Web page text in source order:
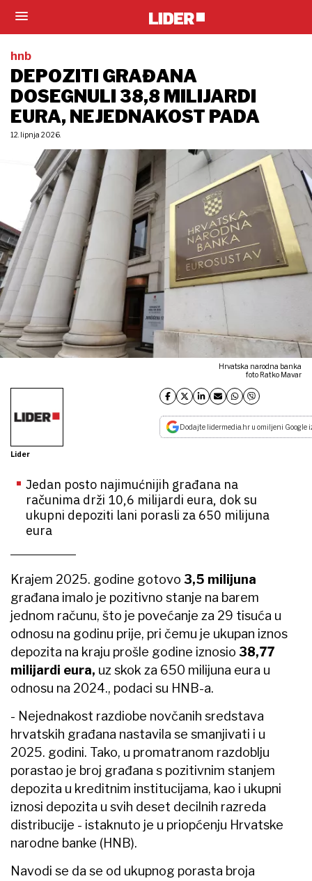
hnb
DEPOZITI GRAĐANA
DOSEGNULI 38,8 MILIJARDI
EURA, NEJEDNAKOST PADA
12. lipnja 2026.
Hrvatska narodna banka
foto Ratko Mavar
Lider
Dodajte lidermedia.hr u omiljeni Google
Jedan posto najimućnijih građana na
računima drži 10,6 milijardi eura, dok su
ukupni depoziti lani porasli za 650 milijuna
eura
Krajem 2025. godine gotovo 3,5 milijuna
građana imalo je pozitivno stanje na barem
jednom računu, što je povećanje za 29 tisuća u
odnosu na godinu prije, pri čemu je ukupan iznos
depozita na kraju prošle godine iznosio 38,77
milijardi eura, uz skok za 650 milijuna eura u
odnosu na 2024., podaci su HNB-a.
- Nejednakost razdiobe novčanih sredstava
hrvatskih građana nastavila se smanjivati i u
2025. godini. Tako, u promatranom razdoblju
porastao je broj građana s pozitivnim stanjem
depozita u kreditnim institucijama, kao i ukupni
iznosi depozita u svih deset decilnih razreda
distribucije - istaknuto je u priopćenju Hrvatske
narodne banke (HNB).
Navodi se da se od ukupnog porasta broja